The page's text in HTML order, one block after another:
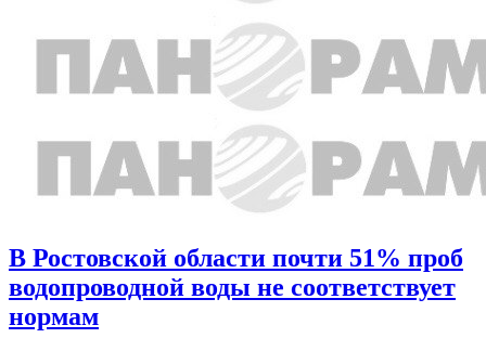
В Ростовской области почти 51% проб
водопроводной воды не соответствует
нормам